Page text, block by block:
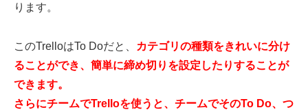
ります。
このTrelloはTo Doだと、
カテゴリの種類をきれいに分け
ることができ、簡単に締め切りを設定したりすることが
できます。
さらにチームでTrelloを使うと、チームでそのTo Do、つ